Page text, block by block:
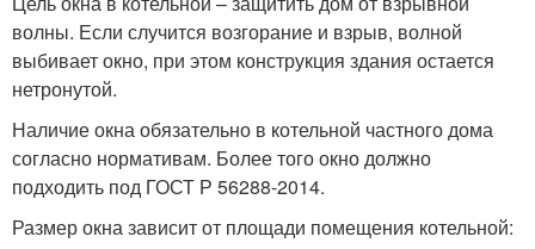
волны. Если случится возгорание и взрыв, волной
выбивает окно, при этом конструкция здания остается
нетронутой.
Наличие окна обязательно в котельной частного дома
согласно нормативам. Более того окно должно
подходить под ГОСТ Р 56288-2014.
Размер окна зависит от площади помещения котельной: